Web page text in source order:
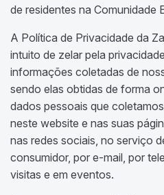
de residentes na Comunidade
A Política de Privacidade da
intuito de zelar pela
informações coletadas de
sendo elas obtidas de forma
dados pessoais que
neste website e nas suas
nas redes sociais, no serviço
consumidor, por e-mail, por
visitas e em eventos.